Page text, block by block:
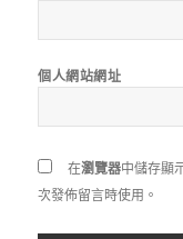
個人網站網址
在瀏覽器中儲存顯
次發佈留言時使用。